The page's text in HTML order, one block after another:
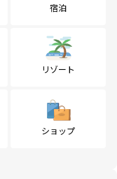
宿泊
リゾート
ショップ